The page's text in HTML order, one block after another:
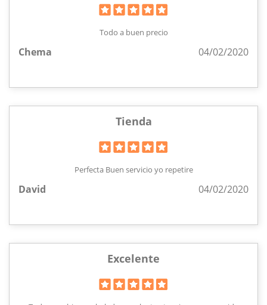
Todo a buen precio
Chema 04/02/2020
Tienda
Perfecta Buen servicio yo repetire
David 04/02/2020
Excelente